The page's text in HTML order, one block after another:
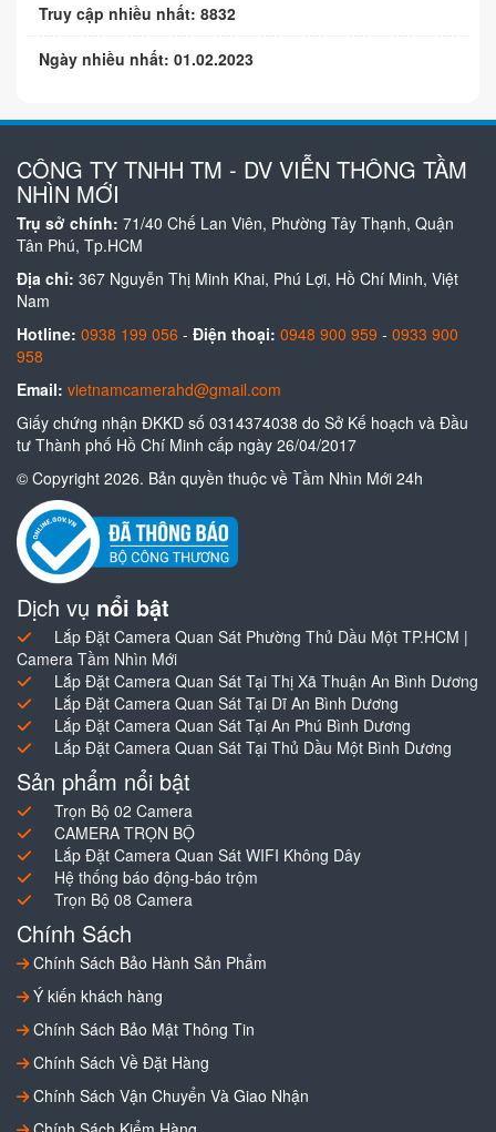
Truy cập nhiều nhất: 8832
Ngày nhiều nhất: 01.02.2023
CÔNG TY TNHH TM - DV VIỄN THÔNG TẦM
NHÌN MỚI
Trụ sở chính: 71/40 Chế Lan Viên, Phường Tây Thạnh, Quận
Tân Phú, Tp.HCM
Địa chỉ: 367 Nguyễn Thị Minh Khai, Phú Lợi, Hồ Chí Minh, Việt
Nam
Hotline: 0938 199 056 - Điện thoại: 0948 900 959 - 0933 900
958
Email: vietnamcamerahd@gmail.com
Giấy chứng nhận ĐKKD số 0314374038 do Sở Kế hoạch và Đầu
tư Thành phố Hồ Chí Minh cấp ngày 26/04/2017
© Copyright 2026. Bản quyền thuộc về Tầm Nhìn Mới 24h
Dịch vụ nổi bật
Lắp Đặt Camera Quan Sát Phường Thủ Dầu Một TP.HCM |
Camera Tầm Nhìn Mới
Lắp Đặt Camera Quan Sát Tại Thị Xã Thuận An Bình Dương
Lắp Đặt Camera Quan Sát Tại Dĩ An Bình Dương
Lắp Đặt Camera Quan Sát Tại An Phú Bình Dương
Lắp Đặt Camera Quan Sát Tại Thủ Dầu Một Bình Dương
Sản phẩm nổi bật
Trọn Bộ 02 Camera
CAMERA TRỌN BỘ
Lắp Đặt Camera Quan Sát WIFI Không Dây
Hệ thống báo động-báo trộm
Trọn Bộ 08 Camera
Chính Sách
Chính Sách Bảo Hành Sản Phẩm
Ý kiến khách hàng
Chính Sách Bảo Mật Thông Tin
Chính Sách Về Đặt Hàng
Chính Sách Vận Chuyển Và Giao Nhận